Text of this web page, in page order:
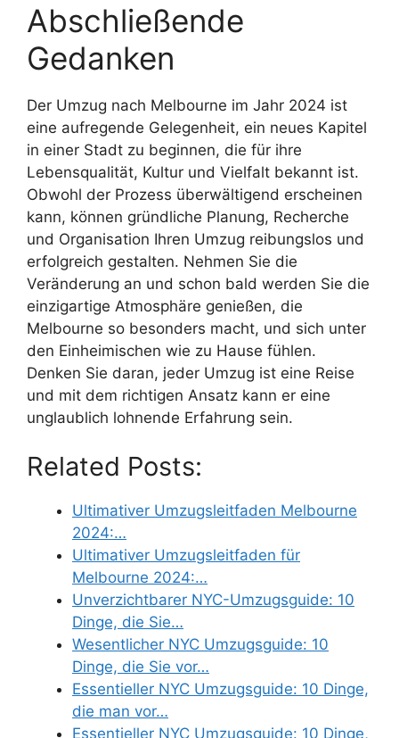
Abschließende
Gedanken
Der Umzug nach Melbourne im Jahr 2024 ist
eine aufregende Gelegenheit, ein neues Kapitel
in einer Stadt zu beginnen, die für ihre
Lebensqualität, Kultur und Vielfalt bekannt ist.
Obwohl der Prozess überwältigend erscheinen
kann, können gründliche Planung, Recherche
und Organisation Ihren Umzug reibungslos und
erfolgreich gestalten. Nehmen Sie die
Veränderung an und schon bald werden Sie die
einzigartige Atmosphäre genießen, die
Melbourne so besonders macht, und sich unter
den Einheimischen wie zu Hause fühlen.
Denken Sie daran, jeder Umzug ist eine Reise
und mit dem richtigen Ansatz kann er eine
unglaublich lohnende Erfahrung sein.
Related Posts:
Ultimativer Umzugsleitfaden Melbourne
2024:…
Ultimativer Umzugsleitfaden für
Melbourne 2024:…
Unverzichtbarer NYC-Umzugsguide: 10
Dinge, die Sie…
Wesentlicher NYC Umzugsguide: 10
Dinge, die Sie vor…
Essentieller NYC Umzugsguide: 10 Dinge,
die man vor…
Essentieller NYC Umzugsguide: 10 Dinge,